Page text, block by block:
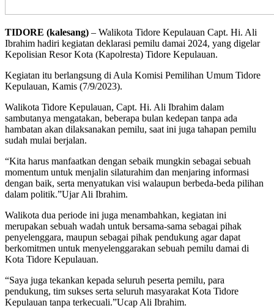
TIDORE (kalesang) – Walikota Tidore Kepulauan Capt. Hi. Ali
Ibrahim hadiri kegiatan deklarasi pemilu damai 2024, yang digelar
Kepolisian Resor Kota (Kapolresta) Tidore Kepulauan.
Kegiatan itu berlangsung di Aula Komisi Pemilihan Umum Tidore
Kepulauan, Kamis (7/9/2023).
Walikota Tidore Kepulauan, Capt. Hi. Ali Ibrahim dalam
sambutanya mengatakan, beberapa bulan kedepan tanpa ada
hambatan akan dilaksanakan pemilu, saat ini juga tahapan pemilu
sudah mulai berjalan.
“Kita harus manfaatkan dengan sebaik mungkin sebagai sebuah
momentum untuk menjalin silaturahim dan menjaring informasi
dengan baik, serta menyatukan visi walaupun berbeda-beda pilihan
dalam politik.”Ujar Ali Ibrahim.
Walikota dua periode ini juga menambahkan, kegiatan ini
merupakan sebuah wadah untuk bersama-sama sebagai pihak
penyelenggara, maupun sebagai pihak pendukung agar dapat
berkomitmen untuk menyelenggarakan sebuah pemilu damai di
Kota Tidore Kepulauan.
“Saya juga tekankan kepada seluruh peserta pemilu, para
pendukung, tim sukses serta seluruh masyarakat Kota Tidore
Kepulauan tanpa terkecuali.”Ucap Ali Ibrahim.